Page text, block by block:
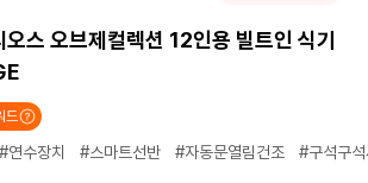
스 오브제컬렉션 12인용 빌트인 식기
드
#연수장치 #스마트선반 #자동문열림건조 #구석구